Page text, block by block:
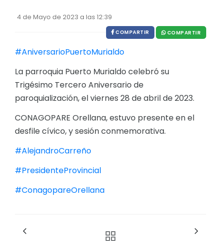
EJECUCIÓN PRESUPUESTARIA
Información Presupuestaria
Procesos de contratación
SOPORTE INSTITUCIONAL
Registro oficiales de creación parroquiales
4 de Mayo de 2023 a las 12:39
COMPARTIR COMPARTIR
#AniversarioPuertoMurialdo
La parroquia Puerto Murialdo celebró su
Trigésimo Tercero Aniversario de
paroquialización, el viernes 28 de abril de 2023.
CONAGOPARE Orellana, estuvo presente en el
desfile cívico, y sesión conmemorativa.
#AlejandroCarreño
#PresidenteProvincial
#ConagopareOrellana